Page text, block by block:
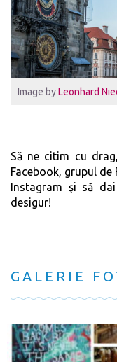
Image byLeonhard
Să ne citim cu
Facebook, grupul de
Instagram şi să
desigur!
GALERIE